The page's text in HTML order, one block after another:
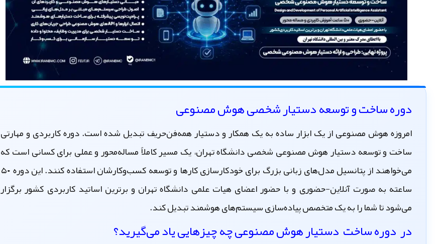
دوره ساخت و توسعه دستیار شخصی هوش مصنوعی
امروزه هوش مصنوعی از یک ابزار ساده به یک همکار و دستیار همه‌فن‌حریف تبدیل شده است.دوره کاربردی و مهارتی
ساخت و توسعه دستیار هوش مصنوعی شخصیدانشگاه تهران، یک مسیر کاملاً مساله‌محور و عملی برای کسانی است که
می‌خواهند از پتانسیل مدل‌های زبانی بزرگ برای خودکارسازی کارها و توسعه کسب‌وکارشان استفاده کنند. این دوره ۵۰
ساعته به صورت آنلاین-حضوری و با حضور اعضای هیات علمی دانشگاه تهران و برترین اساتید کاربردی کشور برگزار
می‌شود تا شما را به یک متخصص پیاده‌سازی سیستم‌های هوشمند تبدیل کند.
در دوره ساخت دستیار هوش مصنوعی چه چیزهایی یاد می‌گیرید؟